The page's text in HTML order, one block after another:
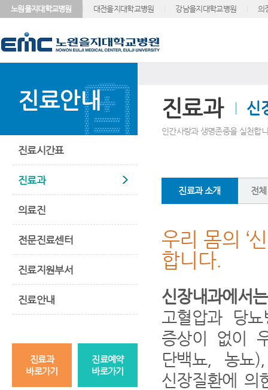
노원을지대학교병원 대전을지대학교병원 강남을지대학교병원 의
진료안내
진료시간표
진료과
의료진
전문진료센터
진료지원부서
진료안내
진료과
바로가기
진료예약
바로가기
진료과 신
인간사랑과 생명존중을 실천합
진료과 소개 전
우리 몸의 ‘
합니다.
신장내과에서는
고혈압과 당
증상이 없이
단백뇨, 농뇨
신장질환에 의